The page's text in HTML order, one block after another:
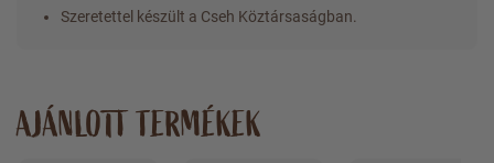
Szeretettel készült a Cseh Köztársaságban.
AJÁNLOTT TERMÉKEK